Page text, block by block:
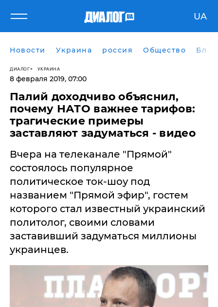
UA
Новости Украина россия Общество
ДИАЛОГ УКРАИНА
8 февраля 2019, 07:00
Палий доходчиво объяснил,
почему НАТО важнее тарифов:
трагические примеры
заставляют задуматься - видео
Вчера на телеканале "Прямой"
состоялось популярное
политическое ток-шоу под
названием "Прямой эфир", гостем
которого стал известный украинский
политолог, своими словами
заставивший задуматься миллионы
украинцев.